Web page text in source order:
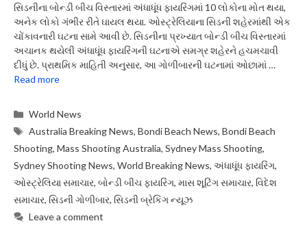
સિડનીના બોન્ડી બીચ વિસ્તારમાં અંધાધૂંધ ફાયરિંગમાં 10 લોકોના મોત થયા,
અનેક લોકો ગંભીર રીતે ઘાયલ થયા. ઓસ્ટ્રેલિયાના સિડની શહેરમાંથી એક
ચોંકાવનારી ઘટના સામે આવી છે. સિડનીના પ્રખ્યાત બોન્ડી બીચ વિસ્તારમાં
અચાનક થયેલી અંધાધૂંધ ફાયરિંગની ઘટનાએ સમગ્ર શહેરને હચમચાવી
દીધું છે. પ્રાથમિક માહિતી અનુસાર, આ ગોળીબારની ઘટનામાં ઓછામાં …
Read more
Categories
World News
Tags
Australia Breaking News,Bondi Beach News,Bondi Beach
Shooting, Mass Shooting Australia, Sydney Mass Shooting,
Sydney Shooting News, World Breaking News, અંધાધૂંધ ફાયરિંગ,
ઓસ્ટ્રેલિયા સમાચાર, બોન્ડી બીચ ફાયરિંગ, માસ શૂટિંગ સમાચાર, વિદેશ
સમાચાર, સિડની ગોળીબાર, સિડની બ્રેકિંગ ન્યૂઝ
Leave a comment